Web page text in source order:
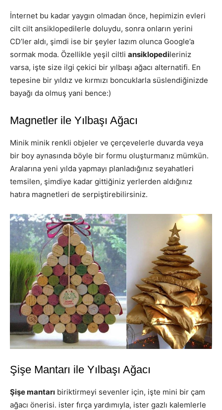
İnternet bu kadar yaygın olmadan önce, hepimizin evleri
cilt cilt ansiklopedilerle doluydu, sonra onların yerini
CD’ler aldı, şimdi ise bir şeyler lazım olunca Google’a
sormak moda. Özellikle yeşil ciltli ansiklopedileriniz
varsa, işte size ilgi çekici bir yılbaşı ağacı alternatifi. En
tepesine bir yıldız ve kırmızı boncuklarla süslendiğinizde
bayağı da olmuş yani bence:)
Magnetler ile Yılbaşı Ağacı
Minik minik renkli objeler ve çerçevelerle duvarda veya
bir boy aynasında böyle bir formu oluşturmanız mümkün.
Aralarına yeni yılda yapmayı planladığınız seyahatleri
temsilen, şimdiye kadar gittiğiniz yerlerden aldığınız
hatıra magnetleri de serpiştirebilirsiniz.
Şişe Mantarı ile Yılbaşı Ağacı
Şişe mantarı biriktirmeyi sevenler için, işte mini bir çam
ağacı önerisi. ister fırça yardımıyla, ister gazlı kalemlerle